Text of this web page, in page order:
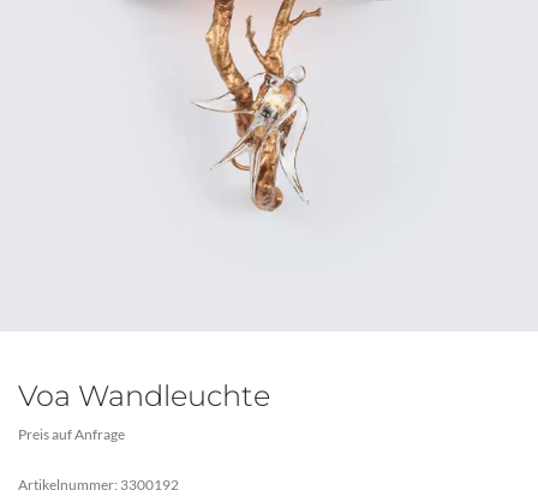
Voa Wandleuchte
Preis auf Anfrage
Artikelnummer: 3300192